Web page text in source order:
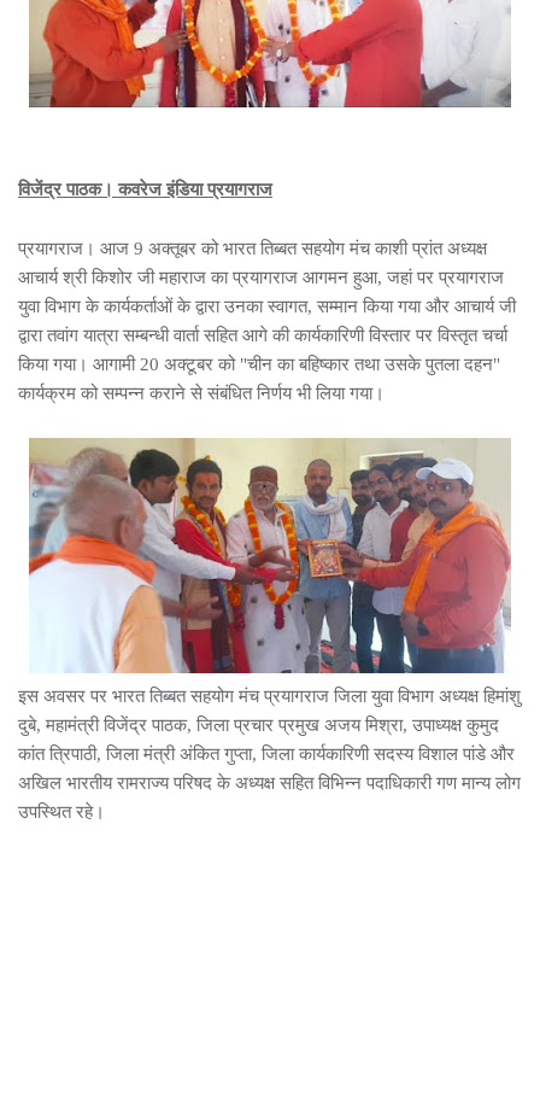
विजेंद्र पाठक। कवरेज इंडिया प्रयागराज
प्रयागराज। आज 9 अक्तूबर को भारत तिब्बत सहयोग मंच काशी प्रांत अध्यक्ष
आचार्य श्री किशोर जी महाराज का प्रयागराज आगमन हुआ, जहां पर प्रयागराज
युवा विभाग के कार्यकर्ताओं के द्वारा उनका स्वागत, सम्मान किया गया और आचार्य जी
द्वारा तवांग यात्रा सम्बन्धी वार्ता सहित आगे की कार्यकारिणी विस्तार पर विस्तृत चर्चा
किया गया। आगामी 20 अक्टूबर को "चीन का बहिष्कार तथा उसके पुतला दहन"
कार्यक्रम को सम्पन्न कराने से संबंधित निर्णय भी लिया गया।
इस अवसर पर भारत तिब्बत सहयोग मंच प्रयागराज जिला युवा विभाग अध्यक्ष हिमांशु
दुबे, महामंत्री विजेंद्र पाठक, जिला प्रचार प्रमुख अजय मिश्रा, उपाध्यक्ष कुमुद
कांत त्रिपाठी, जिला मंत्री अंकित गुप्ता, जिला कार्यकारिणी सदस्य विशाल पांडे और
अखिल भारतीय रामराज्य परिषद के अध्यक्ष सहित विभिन्न पदाधिकारी गण मान्य लोग
उपस्थित रहे।